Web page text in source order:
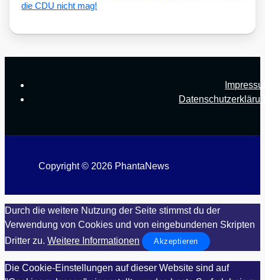
die CDU nicht mag!
Copyright © 2026 PhantaNews
Durch die weitere Nutzung der Seite stimmst du der
Verwendung von Cookies und von eingebundenen Skripten
Dritter zu. Weitere Informationen Akzeptieren
Die Cookie-Einstellungen auf dieser Website sind auf